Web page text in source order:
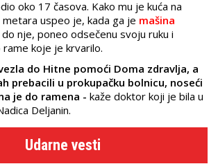
oko 17 časova. Kako mu je kuća na
uspeo je, kada ga je mašina
nje, poneo odsečenu svoju ruku i
koje je krvarilo.
do Hitne pomoći Doma zdravlja, a
prebacili u prokupačku bolnicu, noseći
je do ramena - kaže doktor koji je bila u
Deljanin.
Udarne vesti